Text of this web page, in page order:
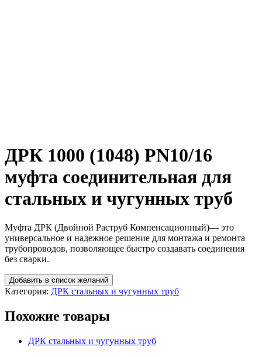
ДРК 1000 (1048) PN10/16
муфта соединительная для
стальных и чугунных труб
Муфта ДРК (Двойной Раструб Компенсационный)— это
универсальное и надежное решение для монтажа и ремонта
трубопроводов, позволяющее быстро создавать соединения
без сварки.
Добавить в список желаний
Категория: ДРК стальных и чугунных труб
Похожие товары
ДРК стальных и чугунных труб